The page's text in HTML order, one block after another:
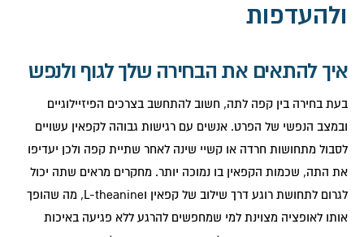
ולהעדפות
איך להתאים את הבחירה שלך לגוף ולנפש
בעת בחירה בין קפה לתה, חשוב להתחשב בצרכים הפיזיילוגיים
ובמצב הנפשי של הפרט. אנשים עם רגישות גבוהה לקפאין עשויים
לסבול מתחושות חרדה או קשיי שינה לאחר שתיית קפה ולכן יעדיפו
את התה, שכמות הקפאין בו נמוכה יותר. מחקרים מראים שתה יכול
לגרום לתחושת רוגע דרך שילוב של קפאין וL-theanine, מה שהופך
אותו לאופציה מצוינת למי שמחפשים להרגע ללא פגיעה באיכות